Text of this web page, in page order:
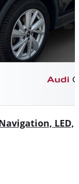
LED,